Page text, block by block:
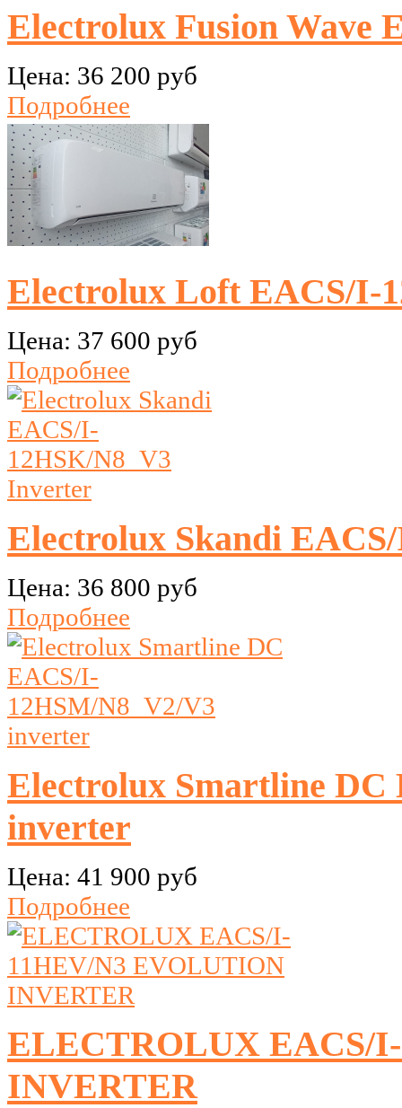
Electrolux Fusion Wave
Цена: 36 200 руб
Подробнее
Electrolux Loft EACS/I-
Цена: 37 600 руб
Подробнее
Electrolux Skandi
Цена: 36 800 руб
Подробнее
Electrolux Smartline DC
inverter
Цена: 41 900 руб
Подробнее
ELECTROLUX EACS/
INVERTER